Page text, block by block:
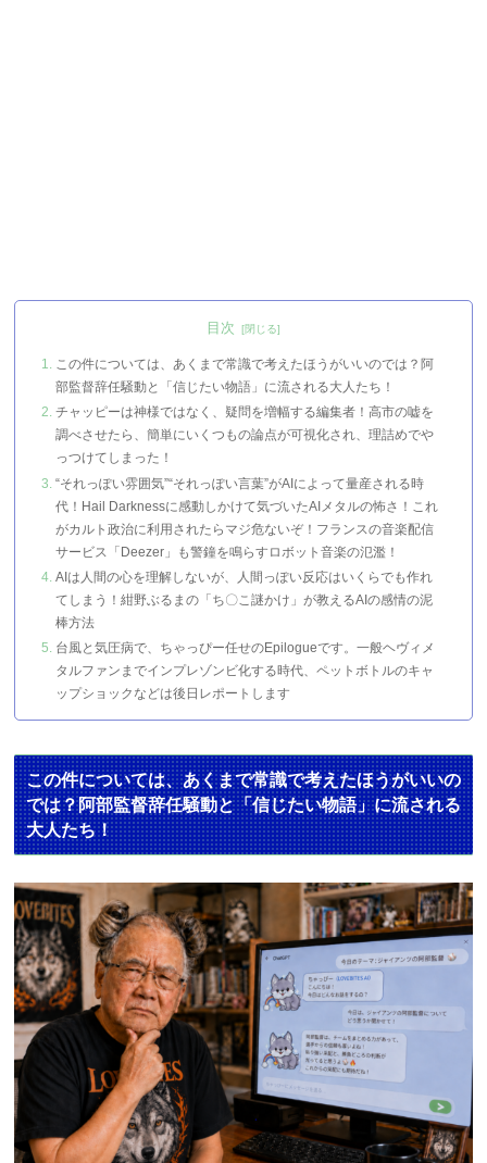
目次
この件については、あくまで常識で考えたほうがいいのでは？阿
部監督辞任騒動と「信じたい物語」に流される大人たち！
チャッピーは神様ではなく、疑問を増幅する編集者！高市の嘘を
調べさせたら、簡単にいくつもの論点が可視化され、理詰めでや
っつけてしまった！
“それっぽい雰囲気”“それっぽい言葉”がAIによって量産される時
代！Hail Darknessに感動しかけて気づいたAIメタルの怖さ！これ
がカルト政治に利用されたらマジ危ないぞ！フランスの音楽配信
サービス「Deezer」も警鐘を鳴らすロボット音楽の氾濫！
AIは人間の心を理解しないが、人間っぽい反応はいくらでも作れ
てしまう！紺野ぶるまの「ち〇こ謎かけ」が教えるAIの感情の泥
棒方法
台風と気圧病で、ちゃっぴー任せのEpilogueです。一般ヘヴィメ
タルファンまでインプレゾンビ化する時代、ペットボトルのキャ
ップショックなどは後日レポートします
この件については、あくまで常識で考えたほうがいいの
では？阿部監督辞任騒動と「信じたい物語」に流される
大人たち！